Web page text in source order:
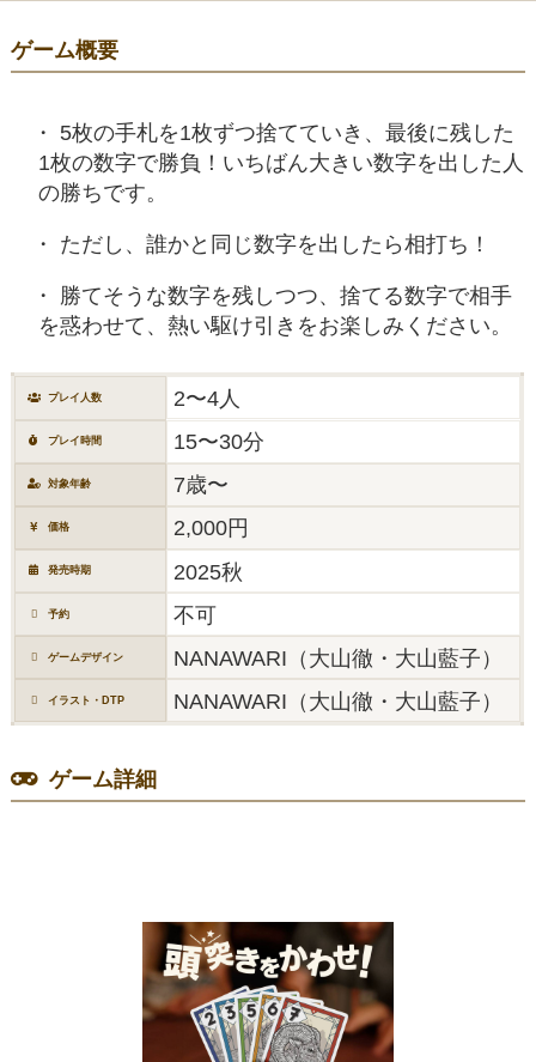
ゲーム概要
5枚の手札を1枚ずつ捨てていき、最後に残した
1枚の数字で勝負！いちばん大きい数字を出した人
の勝ちです。
ただし、誰かと同じ数字を出したら相打ち！
勝てそうな数字を残しつつ、捨てる数字で相手
を惑わせて、熱い駆け引きをお楽しみください。
プレイ人数 2〜4人
プレイ時間 15〜30分
対象年齢 7歳〜
価格 2,000円
発売時期 2025秋
予約 不可
ゲームデザイン NANAWARI（大山徹・大山藍子）
イラスト・DTP NANAWARI（大山徹・大山藍子）
ゲーム詳細